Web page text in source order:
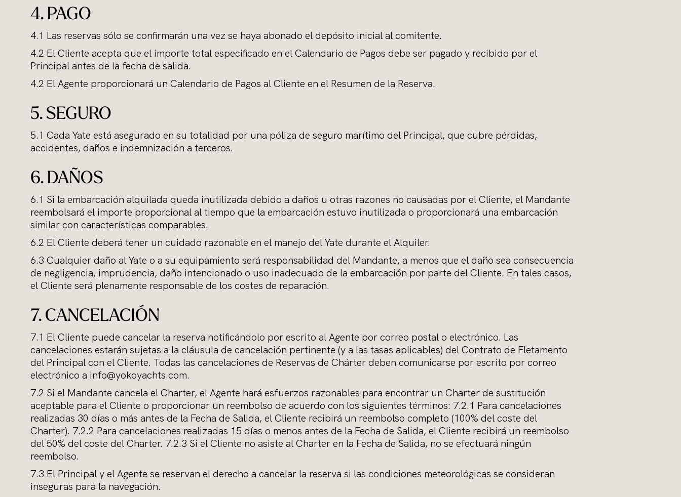
4. PAGO
4.1 Las reservas sólo se confirmarán una vez se haya abonado el depósito inicial al comitente.
4.2 El Cliente acepta que el importe total especificado en el Calendario de Pagos debe ser pagado y recibido por el
Principal antes de la fecha de salida.
4.2 El Agente proporcionará un Calendario de Pagos al Cliente en el Resumen de la Reserva.
5. SEGURO
5.1 Cada Yate está asegurado en su totalidad por una póliza de seguro marítimo del Principal, que cubre pérdidas,
accidentes, daños e indemnización a terceros.
6. DAÑOS
6.1 Si la embarcación alquilada queda inutilizada debido a daños u otras razones no causadas por el Cliente, el Mandante
reembolsará el importe proporcional al tiempo que la embarcación estuvo inutilizada o proporcionará una embarcación
similar con características comparables.
6.2 El Cliente deberá tener un cuidado razonable en el manejo del Yate durante el Alquiler.
6.3 Cualquier daño al Yate o a su equipamiento será responsabilidad del Mandante, a menos que el daño sea consecuencia
de negligencia, imprudencia, daño intencionado o uso inadecuado de la embarcación por parte del Cliente. En tales casos,
el Cliente será plenamente responsable de los costes de reparación.
7. CANCELACIÓN
7.1 El Cliente puede cancelar la reserva notificándolo por escrito al Agente por correo postal o electrónico. Las
cancelaciones estarán sujetas a la cláusula de cancelación pertinente (y a las tasas aplicables) del Contrato de Fletamento
del Principal con el Cliente. Todas las cancelaciones de Reservas de Chárter deben comunicarse por escrito por correo
electrónico a info@yokoyachts.com.
7.2 Si el Mandante cancela el Charter, el Agente hará esfuerzos razonables para encontrar un Charter de sustitución
aceptable para el Cliente o proporcionar un reembolso de acuerdo con los siguientes términos: 7.2.1 Para cancelaciones
realizadas 30 días o más antes de la Fecha de Salida, el Cliente recibirá un reembolso completo (100% del coste del
Charter). 7.2.2 Para cancelaciones realizadas 15 días o menos antes de la Fecha de Salida, el Cliente recibirá un reembolso
del 50% del coste del Charter. 7.2.3 Si el Cliente no asiste al Charter en la Fecha de Salida, no se efectuará ningún
reembolso.
7.3 El Principal y el Agente se reservan el derecho a cancelar la reserva si las condiciones meteorológicas se consideran
inseguras para la navegación.